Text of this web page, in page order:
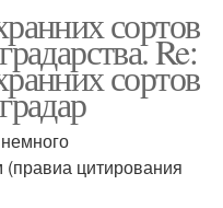
сортов
Re:
сортов
цитирования